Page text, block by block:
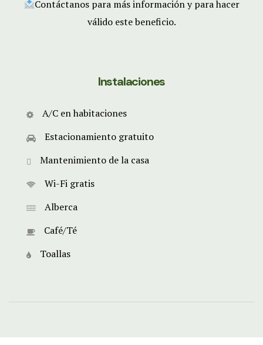
Contáctanos para más información y para hacer
válido este beneficio.
Instalaciones
A/C en habitaciones
Estacionamiento gratuito
Mantenimiento de la casa
Wi-Fi gratis
Alberca
Café/Té
Toallas